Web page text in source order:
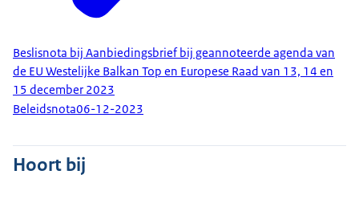
Beslisnota bij Aanbiedingsbrief bij geannoteerde agenda van
de EU Westelijke Balkan Top en Europese Raad van 13, 14 en
15 december 2023
Beleidsnota06-12-2023
Hoort bij